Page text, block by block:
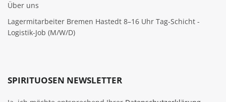
Über uns
Lagermitarbeiter Bremen Hastedt 8–16 Uhr Tag-Schicht -
Logistik-Job (M/W/D)
SPIRITUOSEN NEWSLETTER